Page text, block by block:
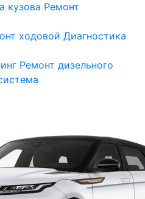
кузова Ремонт
ходовой Диагностика
Ремонт дизельного